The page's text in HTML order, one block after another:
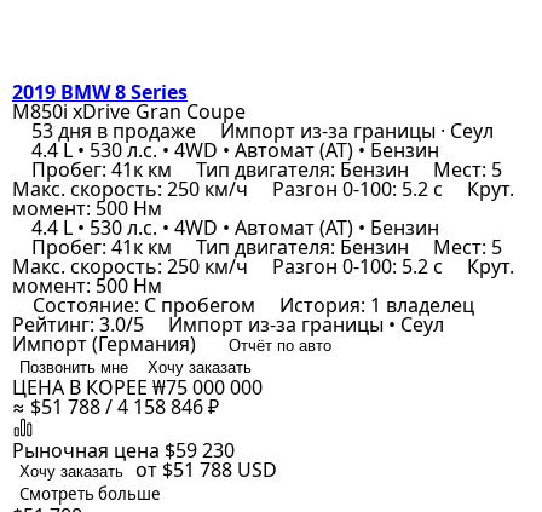
2019 BMW 8 Series
M850i xDrive Gran Coupe
53 дня в продаже Импорт из-за границы · Сеул
4.4 L • 530 л.с. • 4WD • Автомат (AT) • Бензин
Пробег: 41к км Тип двигателя: Бензин Мест: 5
Макс. скорость: 250 км/ч Разгон 0-100: 5.2 с Крут.
момент: 500 Нм
4.4 L • 530 л.с. • 4WD • Автомат (AT) • Бензин
Пробег: 41к км Тип двигателя: Бензин Мест: 5
Макс. скорость: 250 км/ч Разгон 0-100: 5.2 с Крут.
момент: 500 Нм
Состояние: С пробегом История: 1 владелец
Рейтинг: 3.0/5 Импорт из-за границы • Сеул
Импорт (Германия)
Отчёт по авто
Позвонить мне
Хочу заказать
ЦЕНА В КОРЕЕ ₩75 000 000
≈ $51 788 / 4 158 846 ₽
Рыночная цена $59 230
Хочу заказать от $51 788 USD
Смотреть больше